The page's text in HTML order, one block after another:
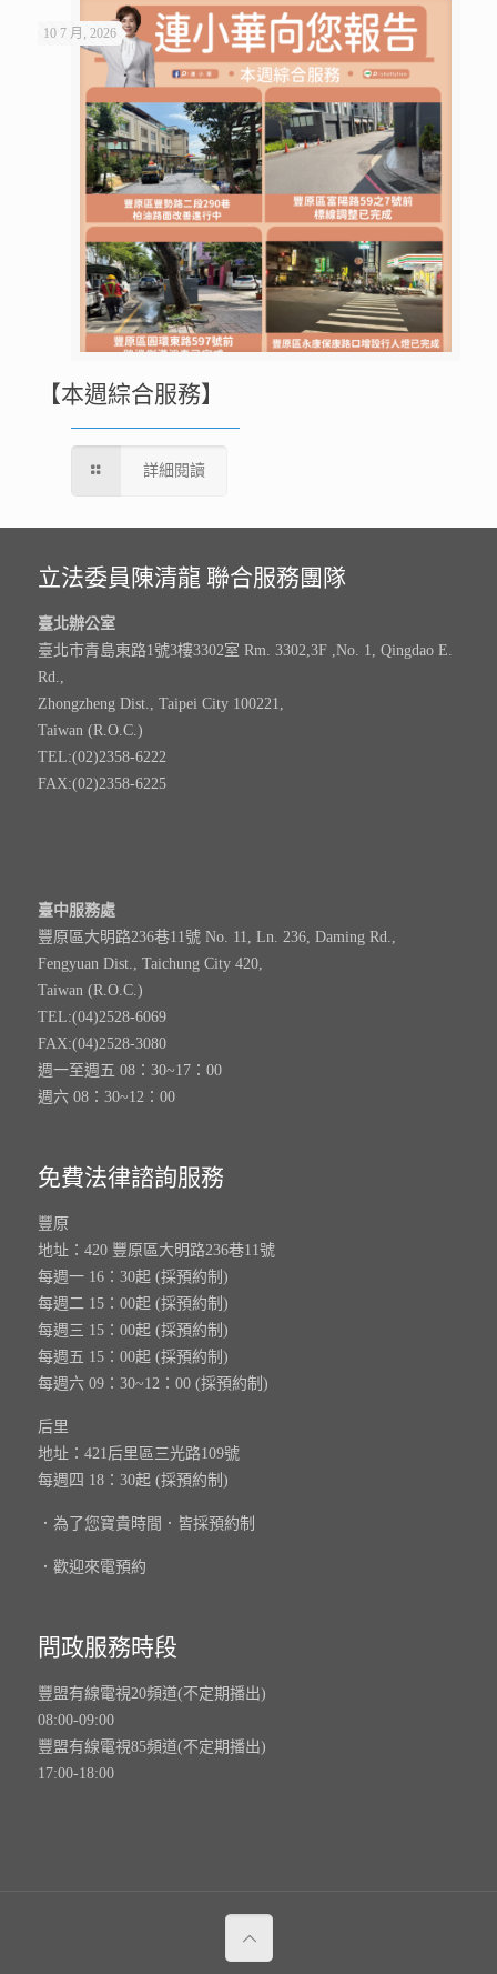
10 7 月, 2026
【本週綜合服務】
詳細閱讀
立法委員陳清龍 聯合服務團隊
臺北辦公室
臺北市青島東路1號3樓3302室 Rm. 3302,3F ,No. 1, Qingdao E.
Rd.,
Zhongzheng Dist., Taipei City 100221,
Taiwan (R.O.C.)
TEL:(02)2358-6222
FAX:(02)2358-6225
臺中服務處
豐原區大明路236巷11號 No. 11, Ln. 236, Daming Rd.,
Fengyuan Dist., Taichung City 420,
Taiwan (R.O.C.)
TEL:(04)2528-6069
FAX:(04)2528-3080
週一至週五 08：30~17：00
週六 08：30~12：00
免費法律諮詢服務
豐原
地址：420 豐原區大明路236巷11號
每週一 16：30起 (採預約制)
每週二 15：00起 (採預約制)
每週三 15：00起 (採預約制)
每週五 15：00起 (採預約制)
每週六 09：30~12：00 (採預約制)
后里
地址：421后里區三光路109號
每週四 18：30起 (採預約制)
．為了您寶貴時間．皆採預約制
．歡迎來電預約
問政服務時段
豐盟有線電視20頻道(不定期播出)
08:00-09:00
豐盟有線電視85頻道(不定期播出)
17:00-18:00